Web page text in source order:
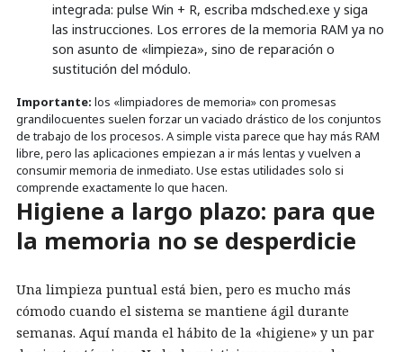
integrada: pulse Win + R, escriba mdsched.exe y siga
las instrucciones. Los errores de la memoria RAM ya no
son asunto de «limpieza», sino de reparación o
sustitución del módulo.
Importante: los «limpiadores de memoria» con promesas
grandilocuentes suelen forzar un vaciado drástico de los conjuntos
de trabajo de los procesos. A simple vista parece que hay más RAM
libre, pero las aplicaciones empiezan a ir más lentas y vuelven a
consumir memoria de inmediato. Use estas utilidades solo si
comprende exactamente lo que hacen.
Higiene a largo plazo: para que
la memoria no se desperdicie
Una limpieza puntual está bien, pero es mucho más
cómodo cuando el sistema se mantiene ágil durante
semanas. Aquí manda el hábito de la «higiene» y un par